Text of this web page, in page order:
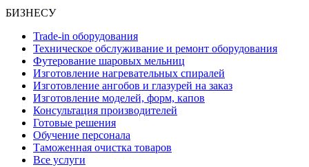
БИЗНЕСУ
Trade-in оборудования
Техническое обслуживание и ремонт оборудования
Футерование шаровых мельниц
Изготовление нагревательных спиралей
Изготовление ангобов и глазурей на заказ
Изготовление моделей, форм, капов
Консультация производителей
Готовые решения
Обучение персонала
Таможенная очистка товаров
Все услуги